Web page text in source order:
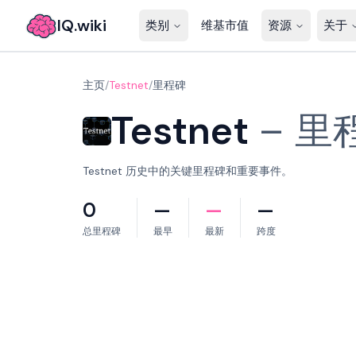
IQ.wiki 类别 维基市值 资源 关于
主页/Testnet/里程碑
Testnet – 里
Testnet 历史中的关键里程碑和重要事件。
0
总里程碑
—
最早
—
最新
—
跨度